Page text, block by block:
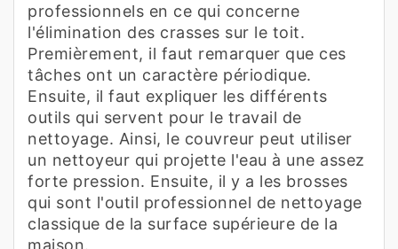
professionnels en ce qui concerne
l'élimination des crasses sur le toit.
Premièrement, il faut remarquer que ces
tâches ont un caractère périodique.
Ensuite, il faut expliquer les différents
outils qui servent pour le travail de
nettoyage. Ainsi, le couvreur peut utiliser
un nettoyeur qui projette l'eau à une assez
forte pression. Ensuite, il y a les brosses
qui sont l'outil professionnel de nettoyage
classique de la surface supérieure de la
maison.